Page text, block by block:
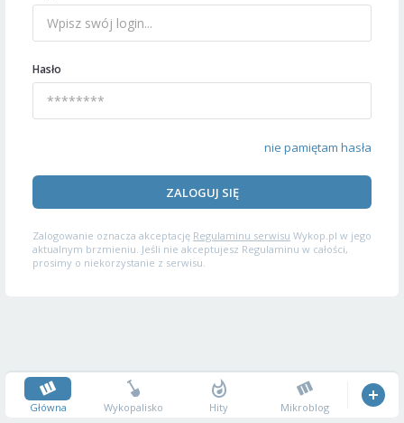
Hasło
nie pamiętam hasła
ZALOGUJ SIĘ
Zalogowanie oznacza akceptację Regulaminu serwisu Wykop.pl w jego
aktualnym brzmieniu. Jeśli nie akceptujesz Regulaminu w całości,
prosimy o niekorzystanie z serwisu.
Główna Wykopalisko Hity Mikroblog